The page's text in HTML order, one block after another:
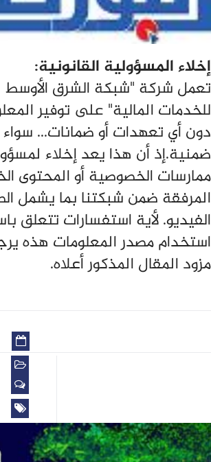
إخلاء المسؤولية القانونية:
تعمل شركة "شبكة الشرق الأوسط
للخدمات المالية" على توفير
دون أي تعهدات أو ضمانات...
ضمنية.إذ أن هذا يعد إخلاء
ممارسات الخصوصية أو المحتوى
المرفقة ضمن شبكتنا بما يشمل
الفيديو. لأية استفسارات تتعلق
استخدام مصدر المعلومات هذه
مزود المقال المذكور أعلاه.